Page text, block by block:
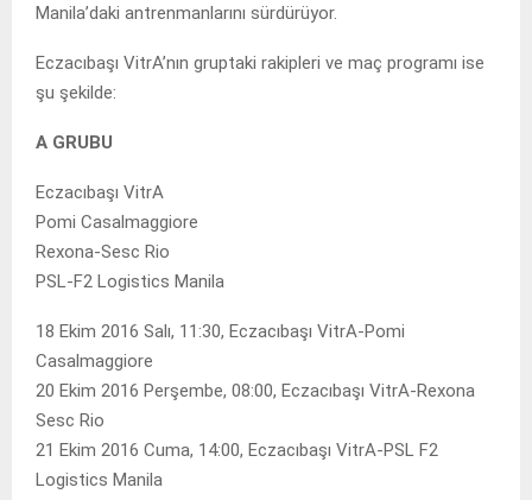
Manila’daki antrenmanlarını sürdürüyor.
Eczacıbaşı VitrA’nın gruptaki rakipleri ve maç programı ise
şu şekilde:
A GRUBU
Eczacıbaşı VitrA
Pomi Casalmaggiore
Rexona-Sesc Rio
PSL-F2 Logistics Manila
18 Ekim 2016 Salı, 11:30, Eczacıbaşı VitrA-Pomi
Casalmaggiore
20 Ekim 2016 Perşembe, 08:00, Eczacıbaşı VitrA-Rexona
Sesc Rio
21 Ekim 2016 Cuma, 14:00, Eczacıbaşı VitrA-PSL F2
Logistics Manila